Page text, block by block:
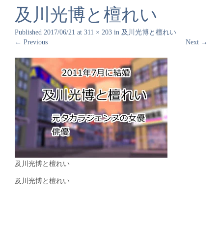
及川光博と檀れい
Published 2017/06/21 at 311 × 203 in 及川光博と檀れい
← Previous Next →
及川光博と檀れい
及川光博と檀れい